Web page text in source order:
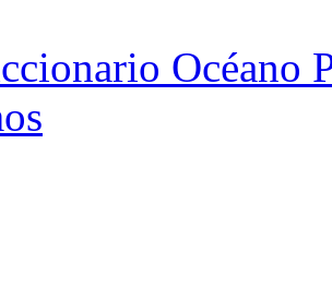
Océano